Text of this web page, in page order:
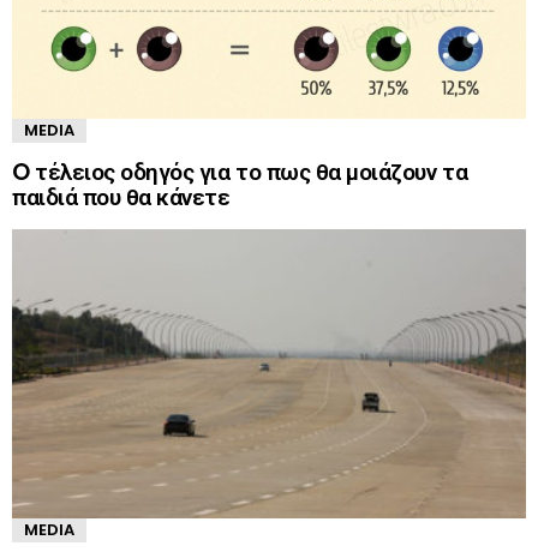
MEDIA
O τέλειος οδηγός για το πως θα μοιάζουν τα
παιδιά που θα κάνετε
MEDIA